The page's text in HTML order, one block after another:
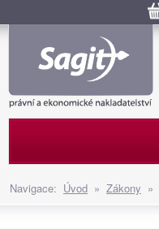
Navigace: Úvod » Zákony »